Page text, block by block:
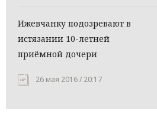
Ижевчанку подозревают в
истязании 10-летней
приёмной дочери
26 мая 2016 / 20:17